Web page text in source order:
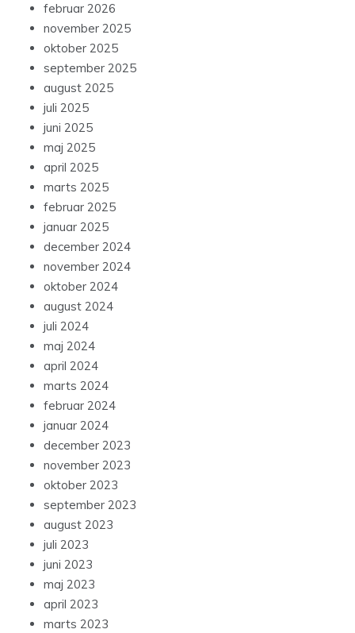
februar 2026
november 2025
oktober 2025
september 2025
august 2025
juli 2025
juni 2025
maj 2025
april 2025
marts 2025
februar 2025
januar 2025
december 2024
november 2024
oktober 2024
august 2024
juli 2024
maj 2024
april 2024
marts 2024
februar 2024
januar 2024
december 2023
november 2023
oktober 2023
september 2023
august 2023
juli 2023
juni 2023
maj 2023
april 2023
marts 2023